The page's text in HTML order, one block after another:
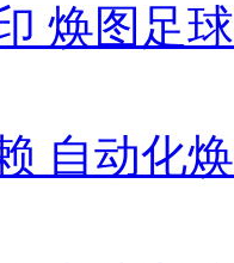
焕图足
自动化